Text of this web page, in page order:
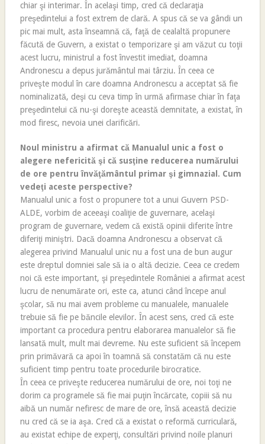
chiar şi interimar. În acelaşi timp, cred că declaraţia
preşedintelui a fost extrem de clară. A spus că se va gândi un
pic mai mult, asta înseamnă că, faţă de cealaltă propunere
făcută de Guvern, a existat o temporizare şi am văzut cu toţii
acest lucru, ministrul a fost învestit imediat, doamna
Andronescu a depus jurământul mai târziu. În ceea ce
priveşte modul în care doamna Andronescu a acceptat să fie
nominalizată, deşi cu ceva timp în urmă afirmase chiar în faţa
preşedintelui că nu-şi doreşte această demnitate, a existat, în
mod firesc, nevoia unei clarificări.
Noul ministru a afirmat că Manualul unic a fost o
alegere nefericită şi că susţine reducerea numărului
de ore pentru învăţământul primar şi gimnazial. Cum
vedeţi aceste perspective?
Manualul unic a fost o propunere tot a unui Guvern PSD-
ALDE, vorbim de aceeaşi coaliţie de guvernare, acelaşi
program de guvernare, vedem că există opinii diferite între
diferiţi miniştri. Dacă doamna Andronescu a observat că
alegerea privind Manualul unic nu a fost una de bun augur
este dreptul domniei sale să ia o altă decizie. Ceea ce credem
noi că este important, şi preşedintele României a afirmat acest
lucru de nenumărate ori, este ca, atunci când începe anul
şcolar, să nu mai avem probleme cu manualele, manualele
trebuie să fie pe băncile elevilor. În acest sens, cred că este
important ca procedura pentru elaborarea manualelor să fie
lansată mult, mult mai devreme. Nu este suficient să începem
prin primăvară ca apoi în toamnă să constatăm că nu este
suficient timp pentru toate procedurile birocratice.
În ceea ce priveşte reducerea numărului de ore, noi toţi ne
dorim ca programele să fie mai puţin încărcate, copiii să nu
aibă un număr nefiresc de mare de ore, însă această decizie
nu cred că se ia aşa. Cred că a existat o reformă curriculară,
au existat echipe de experţi, consultări privind noile planuri